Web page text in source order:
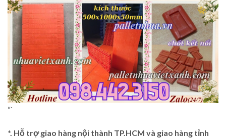
“`
*. Hỗ trợ giao hàng nội thành TP.HCM và giao hàng tỉnh